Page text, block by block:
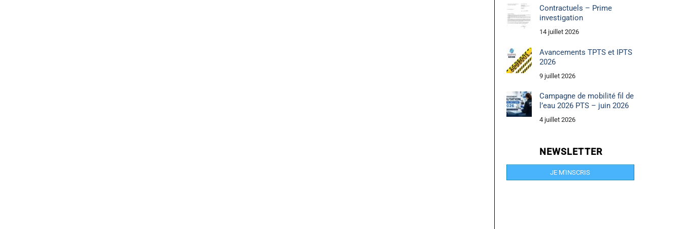
Contractuels – Prime
investigation
14 juillet 2026
Avancements TPTS et IPTS
2026
9 juillet 2026
Campagne de mobilité fil de
l’eau 2026 PTS – juin 2026
4 juillet 2026
NEWSLETTER
JE M'INSCRIS